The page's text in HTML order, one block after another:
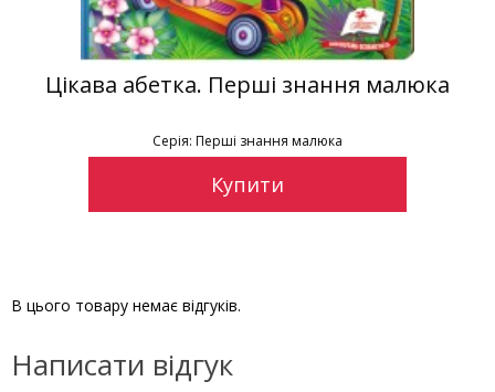
Цікава абетка. Перші знання малюка
Серія: Перші знання малюка
Купити
В цього товару немає відгуків.
Написати відгук